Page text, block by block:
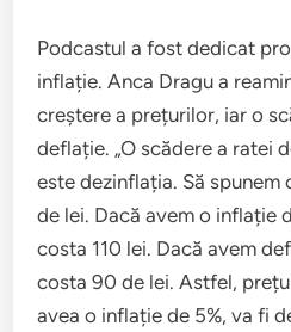
Podcastul a fost dedicat
inflație. Anca Dragu a
creștere a prețurilor, iar o
deflație. „O scădere a ratei
este dezinflația. Să spunem
de lei. Dacă avem o inflație
costa 110 lei. Dacă avem
costa 90 de lei. Astfel,
avea o inflație de 5%, va fi